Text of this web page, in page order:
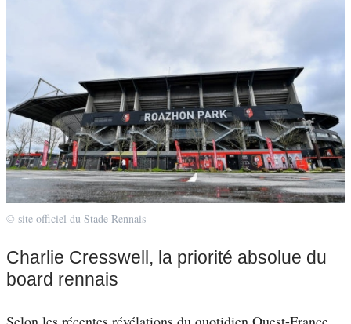
© site officiel du Stade Rennais
Charlie Cresswell, la priorité absolue du
board rennais